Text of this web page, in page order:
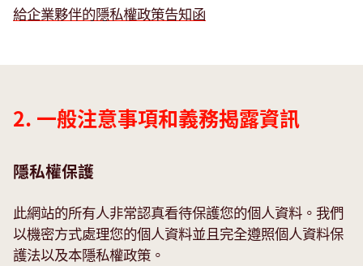
給企業夥伴的隱私權政策告知函
General
2. 一般注意事項和義務揭露資訊
隱私權保護
此網站的所有人非常認真看待保護您的個人資料。我們
以機密方式處理您的個人資料並且完全遵照個人資料保
護法以及本隱私權政策。